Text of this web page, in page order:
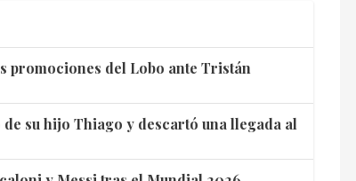
promociones del Lobo ante Tristán
su hijo Thiago y descartó una llegada al